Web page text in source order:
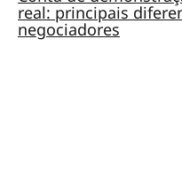
real: principais
negociadores